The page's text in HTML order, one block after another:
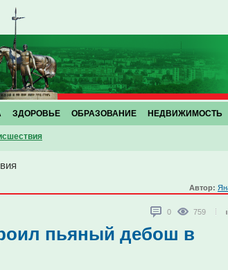
ЗДОРОВЬЕ ОБРАЗОВАНИЕ НЕДВИЖИМОСТЬ
Автор:
0 759
пьяный дебош в